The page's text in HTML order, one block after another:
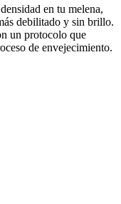
en tu melena,
debilitado y sin brillo.
un protocolo que
de envejecimiento.